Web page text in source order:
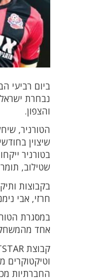
והצפון.
שיצוין
בטורניר
שטילוב,
בקבוצות
חרזי, אבי
במסגרת
אחד
וטיקטוקרים
החברתיות